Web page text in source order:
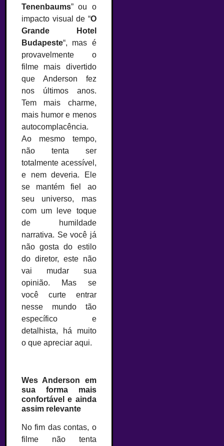
Tenenbaums” ou o
impacto visual de “O
Grande Hotel
Budapeste“, mas é
provavelmente o
filme mais divertido
que Anderson fez
nos últimos anos.
Tem mais charme,
mais humor e menos
autocomplacência.
Ao mesmo tempo,
não tenta ser
totalmente acessível,
e nem deveria. Ele
se mantém fiel ao
seu universo, mas
com um leve toque
de humildade
narrativa. Se você já
não gosta do estilo
do diretor, este não
vai mudar sua
opinião. Mas se
você curte entrar
nesse mundo tão
específico e
detalhista, há muito
o que apreciar aqui.
Wes Anderson em
sua forma mais
confortável e ainda
assim relevante
No fim das contas, o
filme não tenta